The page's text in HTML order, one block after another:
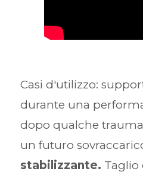
Casi d'utilizzo:
durante una
dopo qualche
un futuro
stabilizzante. Taglio